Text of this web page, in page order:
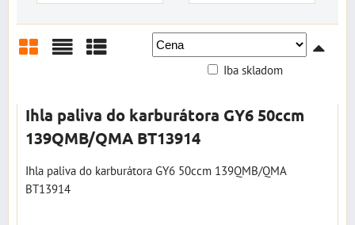
Iba skladom
Ihla paliva do karburátora GY6 50ccm
139QMB/QMA BT13914
Ihla paliva do karburátora GY6 50ccm 139QMB/QMA
BT13914